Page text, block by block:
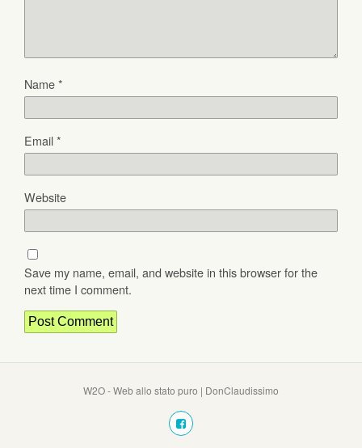
Name*
Email*
Website
Save my name, email, and website in this browser for the
next time I comment.
W2O - Web allo stato puro | DonClaudissimo